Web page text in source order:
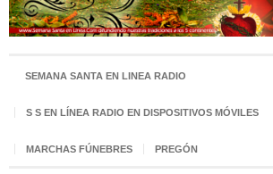
SEMANA SANTA EN LINEA RADIO
S S EN LÍNEA RADIO EN DISPOSITIVOS MÓVILES
MARCHAS FÚNEBRES PREGÓN